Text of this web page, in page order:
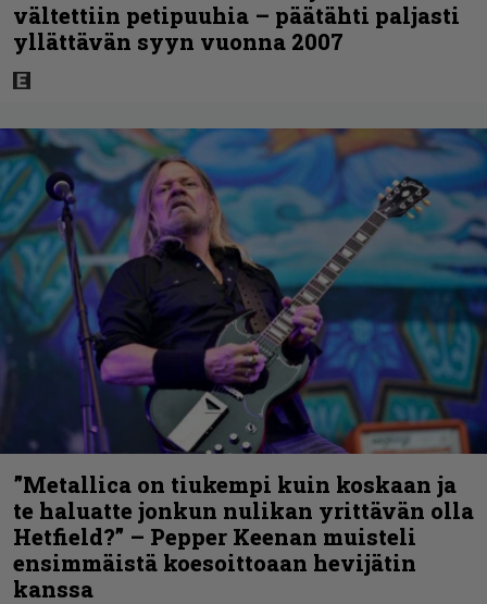
vältettiin petipuuhia – päätähti paljasti
yllättävän syyn vuonna 2007
”Metallica on tiukempi kuin koskaan ja
te haluatte jonkun nulikan yrittävän olla
Hetfield?” – Pepper Keenan muisteli
ensimmäistä koesoittoaan hevijätin
kanssa